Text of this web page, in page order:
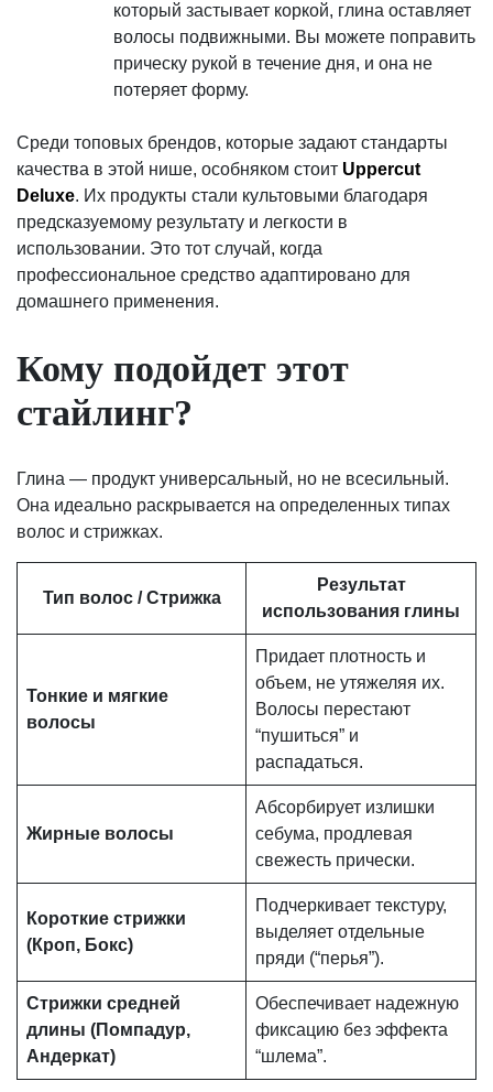
который застывает коркой, глина оставляет
волосы подвижными. Вы можете поправить
прическу рукой в течение дня, и она не
потеряет форму.
Среди топовых брендов, которые задают стандарты
качества в этой нише, особняком стоит Uppercut
Deluxe. Их продукты стали культовыми благодаря
предсказуемому результату и легкости в
использовании. Это тот случай, когда
профессиональное средство адаптировано для
домашнего применения.
Кому подойдет этот
стайлинг?
Глина — продукт универсальный, но не всесильный.
Она идеально раскрывается на определенных типах
волос и стрижках.
Тип волос / Стрижка
Результат
использования глины
Тонкие и мягкие
волосы
Придает плотность и
объем, не утяжеляя их.
Волосы перестают
“пушиться” и
распадаться.
Жирные волосы
Абсорбирует излишки
себума, продлевая
свежесть прически.
Короткие стрижки
(Кроп, Бокс)
Подчеркивает текстуру,
выделяет отдельные
пряди (“перья”).
Стрижки средней
длины (Помпадур,
Андеркат)
Обеспечивает надежную
фиксацию без эффекта
“шлема”.